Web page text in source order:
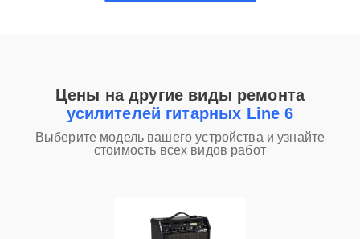
Цены на другие виды ремонта
усилителей гитарных Line 6
Выберите модель вашего устройства и узнайте
стоимость всех видов работ